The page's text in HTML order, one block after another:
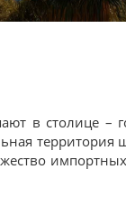
в столице –
территория